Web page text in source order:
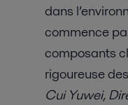
dans
commence
composants
rigoureuse
Cui Yuwei,